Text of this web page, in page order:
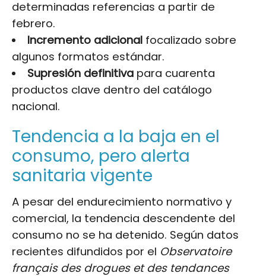
determinadas referencias a partir de
febrero.
Incremento adicionalfocalizado sobre
algunos formatos estándar.
Supresión definitivapara cuarenta
productos clave dentro del catálogo
nacional.
Tendencia a la baja en el
consumo, pero alerta
sanitaria vigente
A pesar del endurecimiento normativo y
comercial, la tendencia descendente del
consumo no se ha detenido. Según datos
recientes difundidos por el Observatoire
français des drogues et des tendances